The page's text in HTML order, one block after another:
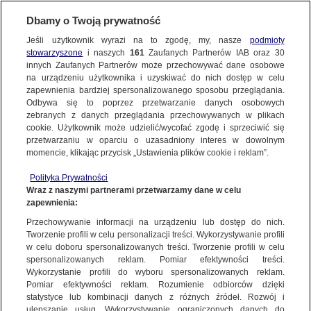
FAKTY | ZOBACZ FAKTY
Inspektorzy sanitarni zwracają uwagę na sprzedawców mięsa. To pokłosie
tragedii na Podkarpaciu
NAJNOWSZE
ZOBACZ FAKTY
FAKTY PO FAKTACH
FAKTY O ŚWIECIE
WIĘCEJ
KANAŁY
Dzień dobry!
Jedno konto do wszystkich usług
Dbamy o Twoją prywatność
Jeśli użytkownik wyrazi na to zgodę, my, nasze podmioty
stowarzyszone i naszych 161Zaufanych Partnerów IAB oraz 30
innych Zaufanych Partnerów może przechowywać dane osobowe
na urządzeniu użytkownika i uzyskiwać do nich dostęp w celu
zapewnienia bardziej spersonalizowanego sposobu przeglądania.
Odbywa się to poprzez przetwarzanie danych osobowych
zebranych z danych przeglądania przechowywanych w plikach
cookie. Użytkownik może udzielić/wycofać zgodę i sprzeciwić się
przetwarzaniu w oparciu o uzasadniony interes w dowolnym
momencie, klikając przycisk „Ustawienia plików cookie i reklam”.
Polityka Prywatności
Wraz z naszymi partnerami przetwarzamy dane w celu
zapewnienia:
Przechowywanie informacji na urządzeniu lub dostęp do nich.
Tworzenie profili w celu personalizacji treści. Wykorzystywanie profili
w celu doboru spersonalizowanych treści. Tworzenie profili w celu
spersonalizowanych reklam. Pomiar efektywności treści.
Wykorzystanie profili do wyboru spersonalizowanych reklam.
Pomiar efektywności reklam. Rozumienie odbiorców dzięki
statystyce lub kombinacji danych z różnych źródeł. Rozwój i